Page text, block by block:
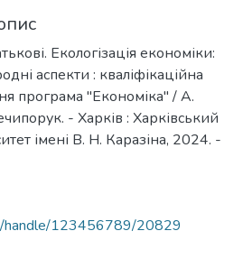
Екологізація економіки:
аспекти : кваліфікаційна
програма "Економіка" / А.
- Харків : Харківський
імені В. Н. Каразіна, 2024. -
handle/123456789/20829